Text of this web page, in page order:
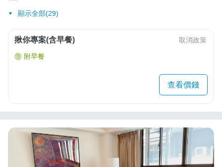
顯示全部(29)
揪你專案(含早餐) 取消政策
附早餐
查看價錢